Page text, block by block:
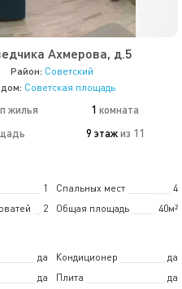
Ахмерова, д.5
Район: Советский
Советская площадь
жилья 1 комната
9 этаж из 11
1 Спальных мест
4
2 Общая площадь 40м²
да Кондиционер
да
да Плита
да